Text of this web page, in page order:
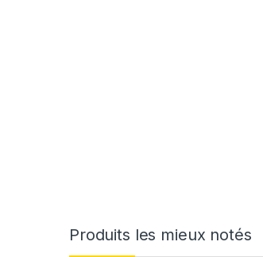
Produits les mieux notés